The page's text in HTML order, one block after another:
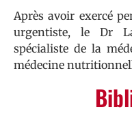
Après avoir exercé
urgentiste, le Dr
spécialiste de la
médecine